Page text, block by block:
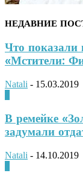
НЕДАВНИЕ
Что показали
«Мстители:
Natali - 15.03.2019
В ремейке
задумали
Natali - 14.10.2019